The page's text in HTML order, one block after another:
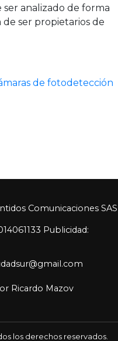
ser analizado de forma
ser propietarios de
de fotodetección
los derechos reservados.